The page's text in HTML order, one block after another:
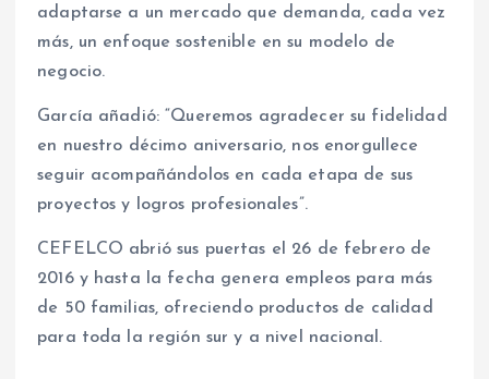
adaptarse a un mercado que demanda, cada vez
más, un enfoque sostenible en su modelo de
negocio.
García añadió: “Queremos agradecer su fidelidad
en nuestro décimo aniversario, nos enorgullece
seguir acompañándolos en cada etapa de sus
proyectos y logros profesionales”.
CEFELCO abrió sus puertas el 26 de febrero de
2016 y hasta la fecha genera empleos para más
de 50 familias, ofreciendo productos de calidad
para toda la región sur y a nivel nacional.